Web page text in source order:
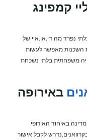
קמפינג
נפרד מה די.אן.איי של
השכנות מאפשר לעשות
משפחתית בלתי נשכחת
באירופה
באיחוד האירופי
לקבל אישור